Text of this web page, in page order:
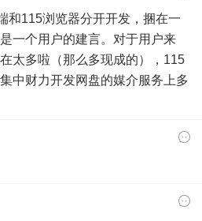
和115浏览器分开开发，捆在一
一个用户的建言。对于用户来
太多啦（那么多现成的），115
中财力开发网盘的媒介服务上多